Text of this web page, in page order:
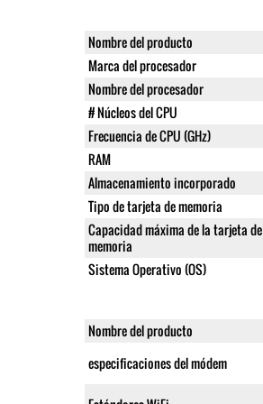
Nombre del producto
Marca del procesador
Nombre del procesador
# Núcleos del CPU
Frecuencia de CPU (GHz)
RAM
Almacenamiento incorporado
Tipo de tarjeta de memoria
Capacidad máxima de la tarjeta de
memoria
Sistema Operativo (OS)
Nombre del producto
especificaciones del módem